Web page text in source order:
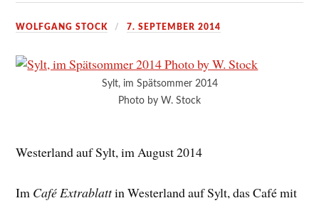
WOLFGANG STOCK 7. SEPTEMBER 2014
Sylt, im Spätsommer 2014
Photo by W. Stock
Westerland auf Sylt, im August 2014
Im Café Extrablattin Westerland auf Sylt, das Café mit